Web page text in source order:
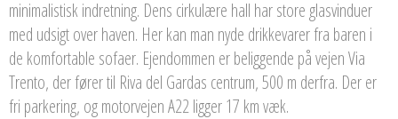
minimalistisk indretning. Dens cirkulære hall har store glasvinduer
med udsigt over haven. Her kan man nyde drikkevarer fra baren i
de komfortable sofaer. Ejendommen er beliggende på vejen Via
Trento, der fører til Riva del Gardas centrum, 500 m derfra. Der er
fri parkering, og motorvejen A22 ligger 17 km væk.